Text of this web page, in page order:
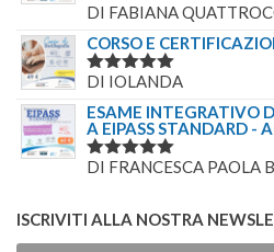
VALUTATO
DI FABIANA
CORSO E
VALUTATO
DI IOLANDA
ESAME INTEGRATIVO
A EIPASS STANDARD -
VALUTATO
DI FRANCESCA PAOLA B.
ISCRIVITI ALLA NOSTRA